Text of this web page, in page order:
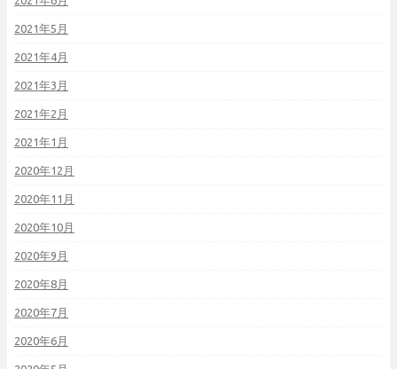
2021年5月
2021年4月
2021年3月
2021年2月
2021年1月
2020年12月
2020年11月
2020年10月
2020年9月
2020年8月
2020年7月
2020年6月